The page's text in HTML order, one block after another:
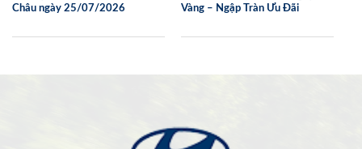
Châu ngày 25/07/2026
Vàng – Ngập Tràn Ưu Đãi